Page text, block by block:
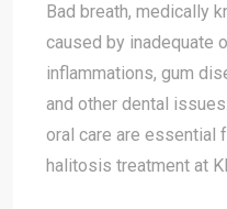
Bad breath, medically
caused by inadequate
inflammations, gum
and other dental
oral care are essential
halitosis treatment at